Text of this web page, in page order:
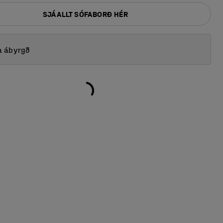
SJÁ ALLT SÓFABORÐ HÉR
ábyrgð